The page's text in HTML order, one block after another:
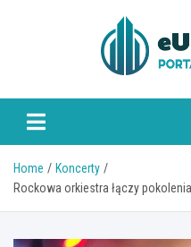
Home
Koncerty
Rockowa orkiestra łączy